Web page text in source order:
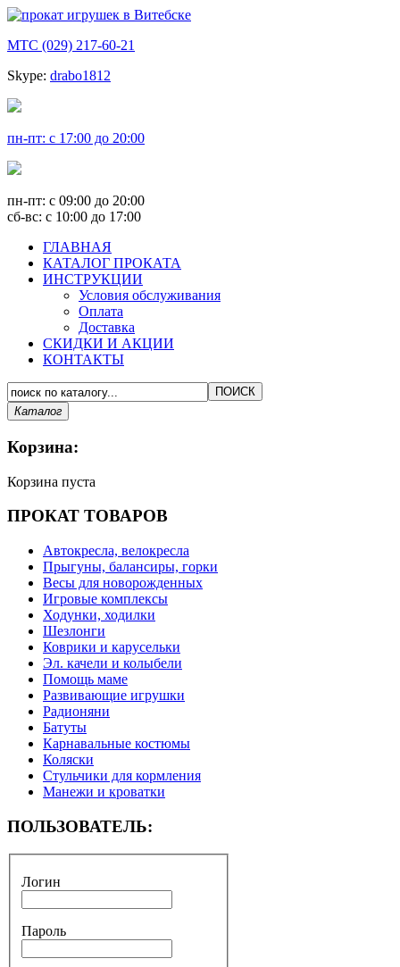
МТС (029) 217-60-21
Skype: drabo1812
пн-пт: с 17:00 до 20:00
пн-пт: с 09:00 до 20:00
сб-вс: с 10:00 до 17:00
ГЛАВНАЯ
КАТАЛОГ ПРОКАТА
ИНСТРУКЦИИ
Условия обслуживания
Оплата
Доставка
СКИДКИ И АКЦИИ
КОНТАКТЫ
Каталог
Корзина:
Корзина пуста
ПРОКАТ ТОВАРОВ
Автокресла, велокресла
Прыгуны, балансиры, горки
Весы для новорожденных
Игровые комплексы
Ходунки, ходилки
Шезлонги
Коврики и карусельки
Эл. качели и колыбели
Помощь маме
Развивающие игрушки
Радионяни
Батуты
Карнавальные костюмы
Коляски
Стульчики для кормления
Манежи и кроватки
ПОЛЬЗОВАТЕЛЬ:
Логин
Пароль